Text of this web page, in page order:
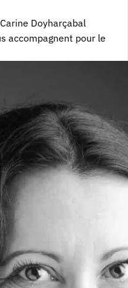
Doyharçabal
accompagnent pour le